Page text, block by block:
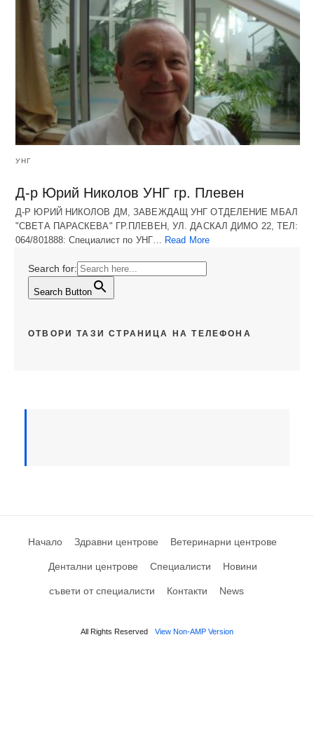
УНГ
Д-р Юрий Николов УНГ гр. Плевен
Д-Р ЮРИЙ НИКОЛОВ ДМ, ЗАВЕЖДАЩ УНГ ОТДЕЛЕНИЕ МБАЛ
"СВЕТА ПАРАСКЕВА" ГР.ПЛЕВЕН, УЛ. ДАСКАЛ ДИМО 22, ТЕЛ:
064/801888: Специалист по УНГ… Read More
Search for:
Search Button
ОТВОРИ ТАЗИ СТРАНИЦА НА ТЕЛЕФОНА
Начало Здравни центрове Ветеринарни центрове
Дентални центрове Специалисти Новини
съвети от специалисти Контакти News
All Rights Reserved View Non-AMP Version